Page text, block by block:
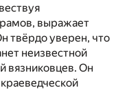
выражает
твёрдо уверен, что
неизвестной
вязниковцев. Он